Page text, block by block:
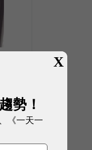
X
勢！
《一天一